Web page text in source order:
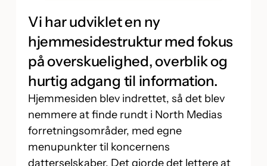
Vi har udviklet en ny
hjemmesidestruktur med fokus
på overskuelighed, overblik og
hurtig adgang til information.
Hjemmesiden blev indrettet, så det blev
nemmere at finde rundt i North Medias
forretningsområder, med egne
menupunkter til koncernens
datterselskaber. Det gjorde det lettere at